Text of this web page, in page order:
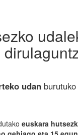
udan
euskara